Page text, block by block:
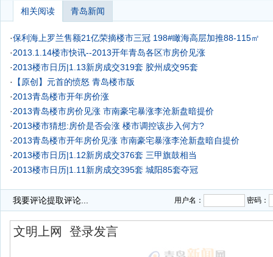
相关阅读 青岛新闻
·保利海上罗兰售额21亿荣摘楼市三冠 198#瞰海高层加推88-115㎡
·2013.1.14楼市快讯--2013开年青岛各区市房价见涨
·2013楼市日历|1.13新房成交319套 胶州成交95套
·
【原创】元首的愤怒 青岛楼市版
·2013青岛楼市开年房价涨
·2013青岛楼市房价见涨 市南豪宅暴涨李沧新盘暗提价
·2013楼市猜想:房价是否会涨 楼市调控该步入何方?
·2013青岛楼市开年房价见涨 市南豪宅暴涨李沧新盘暗自提价
·2013楼市日历|1.12新房成交376套 三甲旗鼓相当
·2013楼市日历|1.11新房成交395套 城阳85套夺冠
我要评论提取评论... 用户名： 密码：